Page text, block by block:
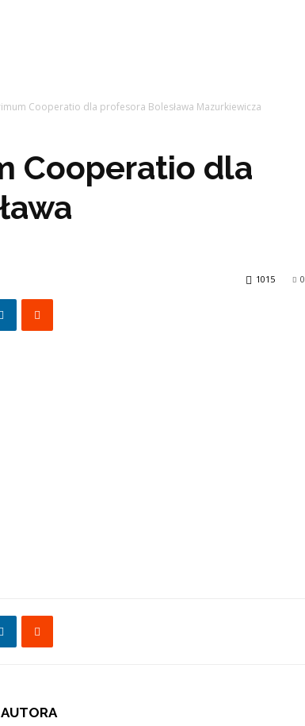
Cooperatio dla profesora Bolesława Mazurkiewicza
Cooperatio dla
0
1015